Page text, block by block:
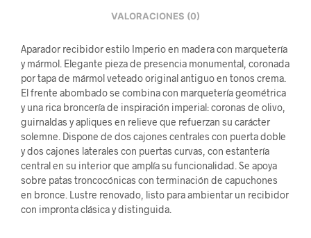
VALORACIONES (0)
Aparador recibidor estilo Imperio en madera con marquetería
y mármol. Elegante pieza de presencia monumental, coronada
por tapa de mármol veteado original antiguo en tonos crema.
El frente abombado se combina con marquetería geométrica
y una rica broncería de inspiración imperial: coronas de olivo,
guirnaldas y apliques en relieve que refuerzan su carácter
solemne. Dispone de dos cajones centrales con puerta doble
y dos cajones laterales con puertas curvas, con estantería
central en su interior que amplía su funcionalidad. Se apoya
sobre patas troncocónicas con terminación de capuchones
en bronce. Lustre renovado, listo para ambientar un recibidor
con impronta clásica y distinguida.